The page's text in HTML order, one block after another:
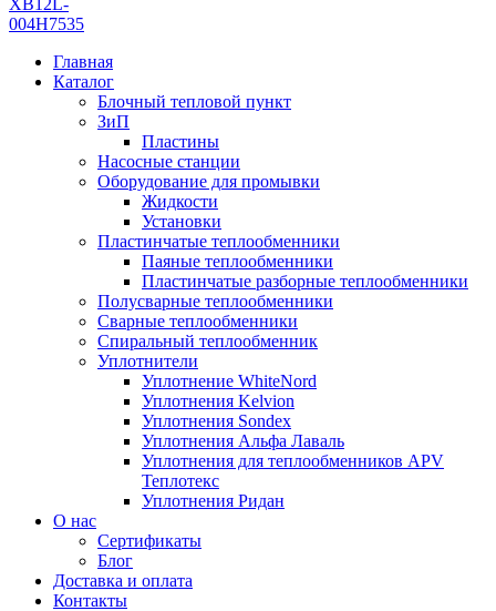
Главная
Каталог
Блочный тепловой пункт
ЗиП
Пластины
Насосные станции
Оборудование для промывки
Жидкости
Установки
Пластинчатые теплообменники
Паяные теплообменники
Пластинчатые разборные теплообменники
Полусварные теплообменники
Сварные теплообменники
Спиральный теплообменник
Уплотнители
Уплотнение WhiteNord
Уплотнения Kelvion
Уплотнения Sondex
Уплотнения Альфа Лаваль
Уплотнения для теплообменников APV
Теплотекс
Уплотнения Ридан
О нас
Сертификаты
Блог
Доставка и оплата
Контакты